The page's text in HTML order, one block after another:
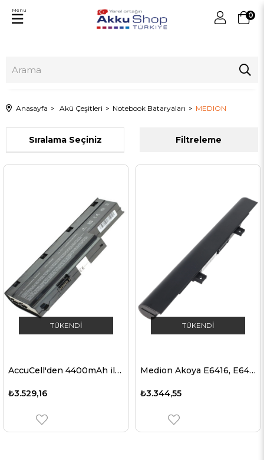
0
Menu
Anasayfa Akü Çeşitleri Notebook Bataryaları MEDION
Filtreleme
Sıralama
TÜKENDI
AccuCell'den 4400mAh ile Medion Akoya P7612 kopya pil MD97860 pil
₺3.529,16
TÜKENDI
Medion Akoya E6416, E6417, E6421, E6422 laptop bataryası 15.2 Volt 2600mAh 39.5Wh için uygun batarya
₺3.344,55